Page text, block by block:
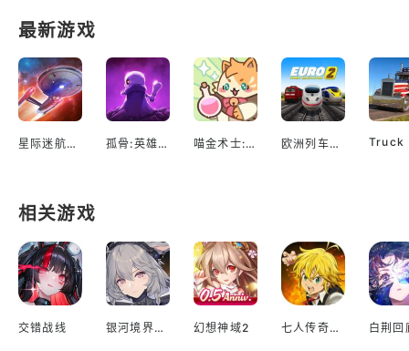
最新游戏
星际迷航：舰队指挥官 孤骨:英雄杀手 喵金术士:猫咪合并大亨 欧洲列车模拟2
相关游戏
交错战线 银河境界线繁中版 幻想神域2 七人传奇光与暗之交战